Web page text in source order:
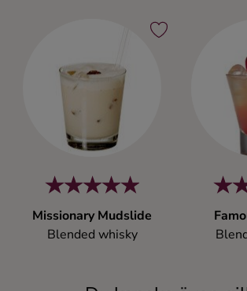
Missionary Mudslide
Blended whisky